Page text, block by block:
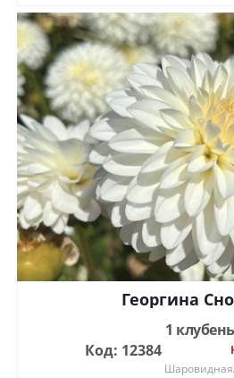
Георгина
1 клубень
Код: 12384